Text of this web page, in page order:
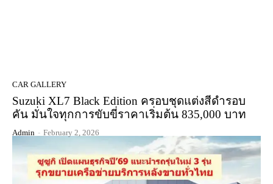
CAR GALLERY
Suzuki XL7 Black Edition ครอบชุดแต่งสีดำรอบ
คัน มั่นใจทุกการขับขี่ราคาเริ่มต้น 835,000 บาท
Admin - February 2, 2026